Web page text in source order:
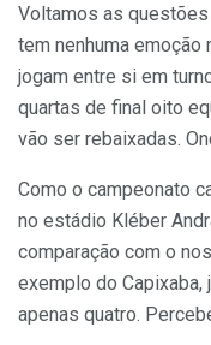
Voltamos as questões
tem nenhuma
jogam entre si em
quartas de final oito
vão ser rebaixadas.
Como o campeonato
no estádio Kléber
comparação com o
exemplo do
apenas quatro.